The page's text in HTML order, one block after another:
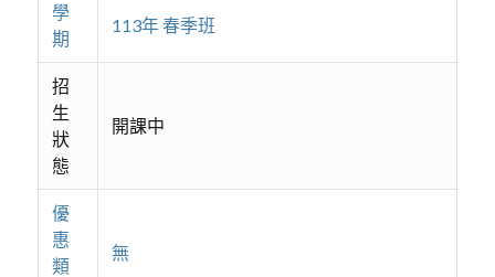
學
期
113年 春季班
招
生
狀
態
開課中
優
惠
類
無